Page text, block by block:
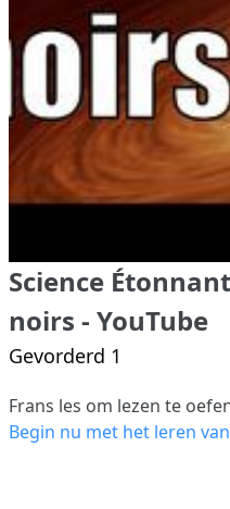
Science
noirs - YouTube
Gevorderd 1
Frans les om lezen te
Begin nu met het leren